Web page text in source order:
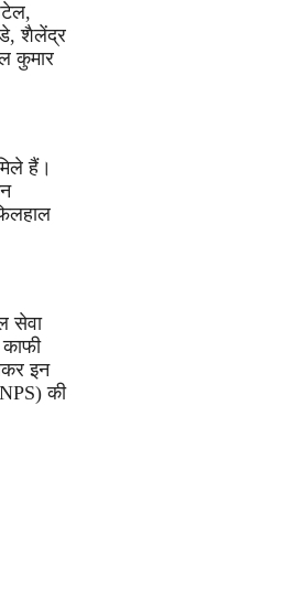
शैलेंद्र
कुमार
हैं।
सेवा
इन
की